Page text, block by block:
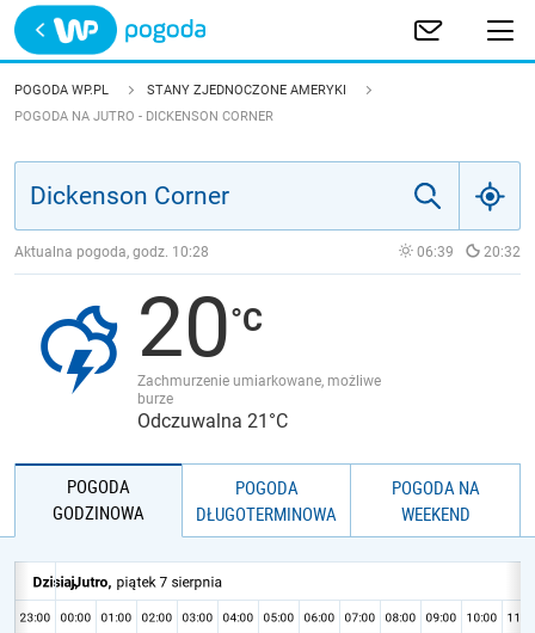
Trwa ładowanie
POLSKA
JAKOŚĆ POWIETRZA
POGODA WP.PL
STANY ZJEDNOCZONE AMERYKI
POGODA NA JUTRO - DICKENSON CORNER
Aktualna pogoda, godz. 10:28 06:39 20:32
20
Zachmurzenie umiarkowane, możliwe
burze
Odczuwalna 21°C
POGODA
GODZINOWA
POGODA
DŁUGOTERMINOWA
POGODA NA
WEEKEND